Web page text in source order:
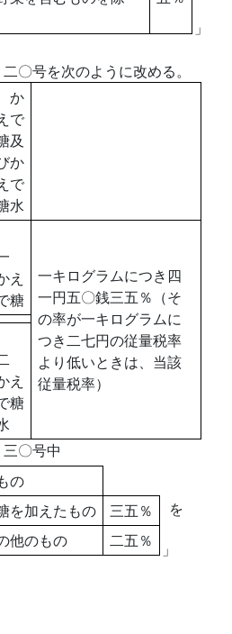
」
〇号を次のように改める。
か
で
及
か
で
水
え
糖
一キログラムにつき四
一円五〇銭三五％（そ
の率が一キログラムに
つき二七円の従量税率
より低いときは、当該
従量税率）
え
糖
〇号中
の
加えたもの
三五％
のもの
二五％ 」
を